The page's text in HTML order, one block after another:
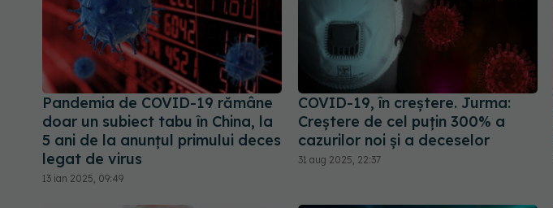
Pandemia de COVID-19 rămâne
doar un subiect tabu în China, la
5 ani de la anunțul primului deces
legat de virus
13 ian 2025, 09:49
COVID-19, în creștere. Jurma:
Creștere de cel puțin 300% a
cazurilor noi și a deceselor
31 aug 2025, 22:37